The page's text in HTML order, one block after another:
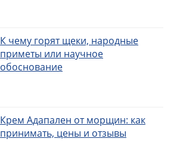
К чему горят щеки, народные
приметы или научное
обоснование
Крем Адапален от морщин: как
принимать, цены и отзывы